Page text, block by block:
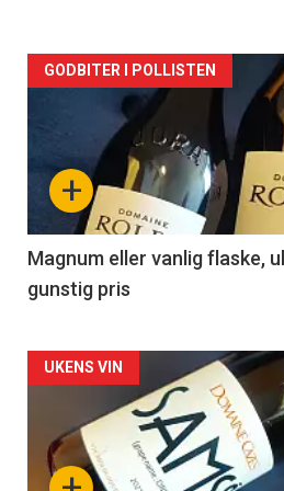
Forsiden
akkurat
nå
3
+
GODBITER I POLLISTEN
Magnum eller vanlig flaske,
gunstig pris
Forsiden
akkurat
nå
UKENS VIN